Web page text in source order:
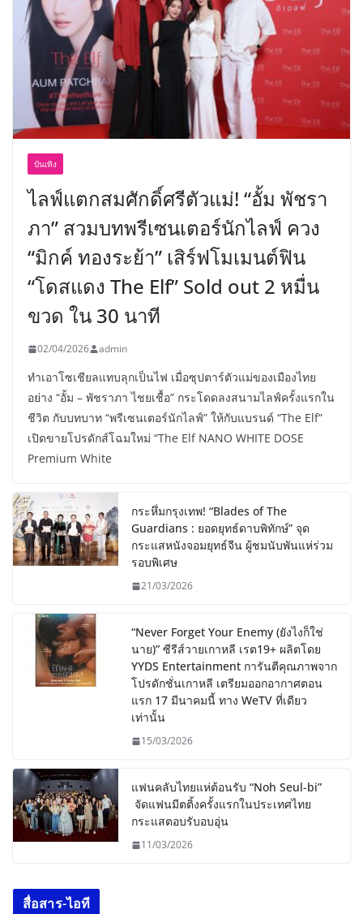
บันเทิง
ไลฟ์แตกสมศักดิ์ศรีตัวแม่! “อั้ม พัชรา
ภา” สวมบทพรีเซนเตอร์นักไลฟ์ ควง
“มิกค์ ทองระย้า” เสิร์ฟโมเมนต์ฟิน
“โดสแดง The Elf” Sold out 2 หมื่น
ขวด ใน 30 นาที
02/04/2026 admin
ทำเอาโซเชียลแทบลุกเป็นไฟ เมื่อซุปตาร์ตัวแม่ของเมืองไทย
อย่าง “อั้ม – พัชราภา ไชยเชื้อ” กระโดดลงสนามไลฟ์ครั้งแรกใน
ชีวิต กับบทบาท “พรีเซนเตอร์นักไลฟ์” ให้กับแบรนด์ “The Elf”
เปิดขายโปรดักส์โฉมใหม่ “The Elf NANO WHITE DOSE
Premium White
กระหึ่มกรุงเทพ! “Blades of The
Guardians : ยอดยุทธ์ดาบพิทักษ์” จุด
กระแสหนังจอมยุทธ์จีน ผู้ชมนับพันแห่ร่วม
รอบพิเศษ
21/03/2026
“Never Forget Your Enemy (ยังไงก็ใช่
นาย)” ซีรีส์วายเกาหลี เรต19+ ผลิตโดย
YYDS Entertainment การันตีคุณภาพจาก
โปรดักชั่นเกาหลี เตรียมออกอากาศตอน
แรก 17 มีนาคมนี้ ทาง WeTV ที่เดียว
เท่านั้น
15/03/2026
แฟนคลับไทยแห่ต้อนรับ “Noh Seul-bi”
จัดแฟนมีตติ้งครั้งแรกในประเทศไทย
กระแสตอบรับอบอุ่น
11/03/2026
สื่อสาร-ไอที